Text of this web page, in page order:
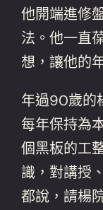
他開端進修
法。他一直
想，讓他的
年過90歲的
每年保持為
個黑板的工
識，對講授
都說，請楊